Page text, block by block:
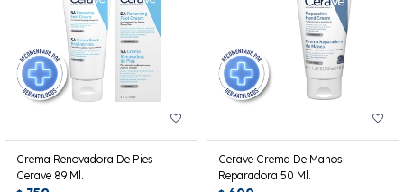
Crema Renovadora De Pies
Cerave 89 Ml.
Cerave Crema De Manos
Reparadora 50 Ml.